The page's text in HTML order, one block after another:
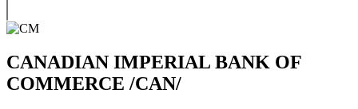
CANADIAN IMPERIAL BANK OF
COMMERCE /CAN/